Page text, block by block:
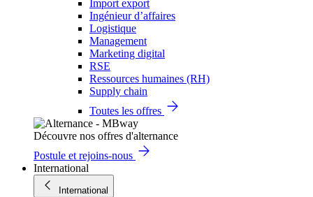
Import export
Ingénieur d’affaires
Logistique
Management
Marketing digital
RSE
Ressources humaines (RH)
Supply chain
Toutes les offres
Découvre nos offres d'alternance
Postule et rejoins-nous
International
International